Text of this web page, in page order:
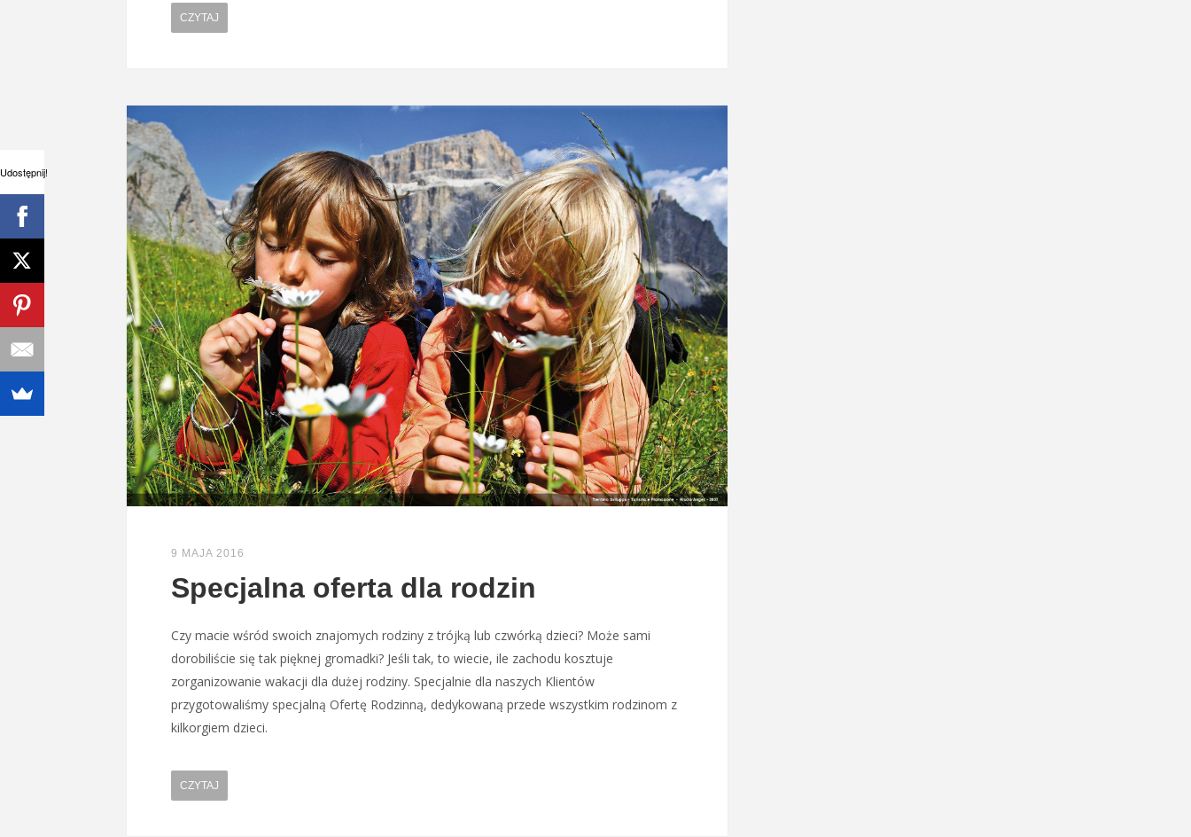
CZYTAJ
9 MAJA 2016
Specjalna oferta dla rodzin
Czy macie wśród swoich znajomych rodziny z trójką lub czwórką dzieci? Może sami
dorobiliście się tak pięknej gromadki? Jeśli tak, to wiecie, ile zachodu kosztuje
zorganizowanie wakacji dla dużej rodziny. Specjalnie dla naszych Klientów
przygotowaliśmy specjalną Ofertę Rodzinną, dedykowaną przede wszystkim rodzinom z
kilkorgiem dzieci.
CZYTAJ
Udostępnij!